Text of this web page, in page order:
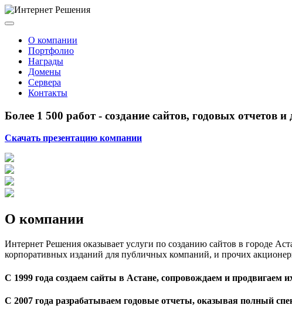
О компании
Портфолио
Награды
Домены
Сервера
Контакты
Более 1 500 работ - создание сайтов, годовых отчетов
Скачать презентацию компании
О компании
Интернет Решения оказывает услуги по созданию сайтов в городе
корпоративных изданий для публичных компаний, и прочих
С 1999 года создаем сайты в Астане, сопровождаем и продвигаем
С 2007 года разрабатываем годовые отчеты, оказывая полный